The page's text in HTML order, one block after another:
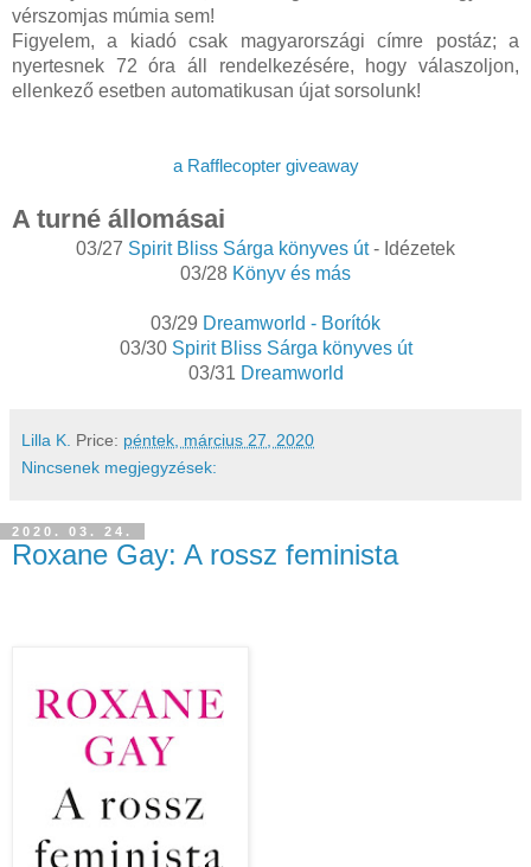
vérszomjas múmia sem!
Figyelem, a kiadó csak magyarországi címre postáz; a
nyertesnek 72 óra áll rendelkezésére, hogy válaszoljon,
ellenkező esetben automatikusan újat sorsolunk!
a Rafflecopter giveaway
A turné állomásai
03/27 Spirit Bliss Sárga könyves út- Idézetek
03/28 Könyv és más
03/29 Dreamworld - Borítók
03/30 Spirit Bliss Sárga könyves út
03/31 Dreamworld
Lilla K. Price: péntek, március 27, 2020
Nincsenek megjegyzések:
2020. 03. 24.
Roxane Gay: A rossz feminista